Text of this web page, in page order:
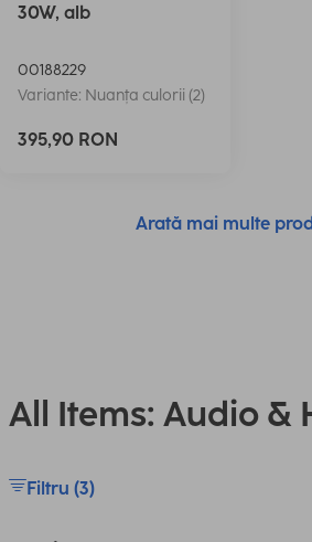
30W, alb
00188229
Variante: Nuanța culorii (2)
395,90 RON
Arată mai multe
All Items: Audio &
Filtru (3)